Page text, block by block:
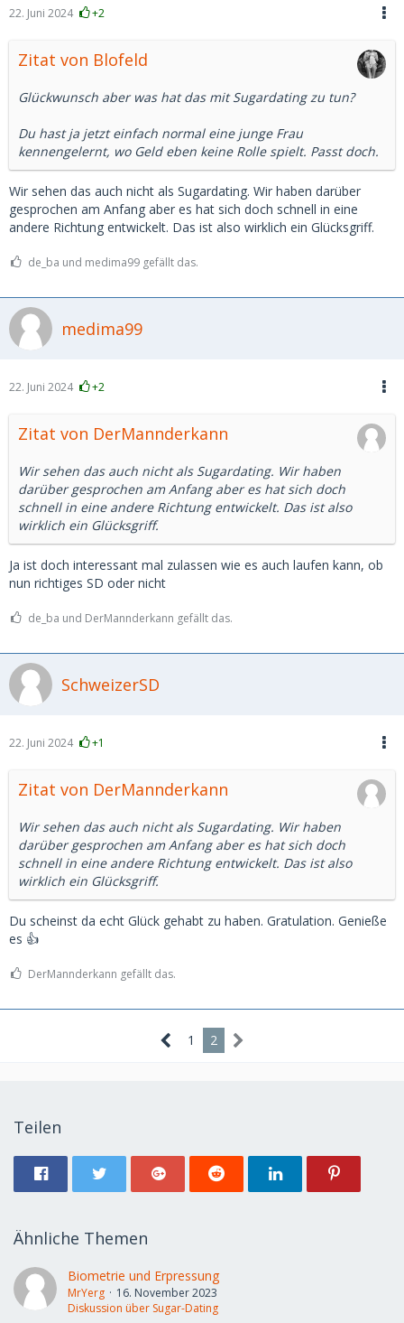
weil was ist, mache ich mich auf und bin für sie da. Das
22. Juni 2024 +2
Zitat von Blofeld
Glückwunsch aber was hat das mit Sugardating zu tun?
Du hast ja jetzt einfach normal eine junge Frau
kennengelernt, wo Geld eben keine Rolle spielt. Passt doch.
Wir sehen das auch nicht als Sugardating. Wir haben darüber
gesprochen am Anfang aber es hat sich doch schnell in eine
andere Richtung entwickelt. Das ist also wirklich ein Glücksgriff.
de_ba und medima99 gefällt das.
medima99
22. Juni 2024 +2
Zitat von DerMannderkann
Wir sehen das auch nicht als Sugardating. Wir haben
darüber gesprochen am Anfang aber es hat sich doch
schnell in eine andere Richtung entwickelt. Das ist also
wirklich ein Glücksgriff.
Ja ist doch interessant mal zulassen wie es auch laufen kann, ob
nun richtiges SD oder nicht
de_ba und DerMannderkann gefällt das.
SchweizerSD
22. Juni 2024 +1
Zitat von DerMannderkann
Wir sehen das auch nicht als Sugardating. Wir haben
darüber gesprochen am Anfang aber es hat sich doch
schnell in eine andere Richtung entwickelt. Das ist also
wirklich ein Glücksgriff.
Du scheinst da echt Glück gehabt zu haben. Gratulation. Genieße
es 👍
DerMannderkann gefällt das.
1 2
Teilen
Ähnliche Themen
Biometrie und Erpressung
MrYerg
16. November 2023
Diskussion über Sugar-Dating